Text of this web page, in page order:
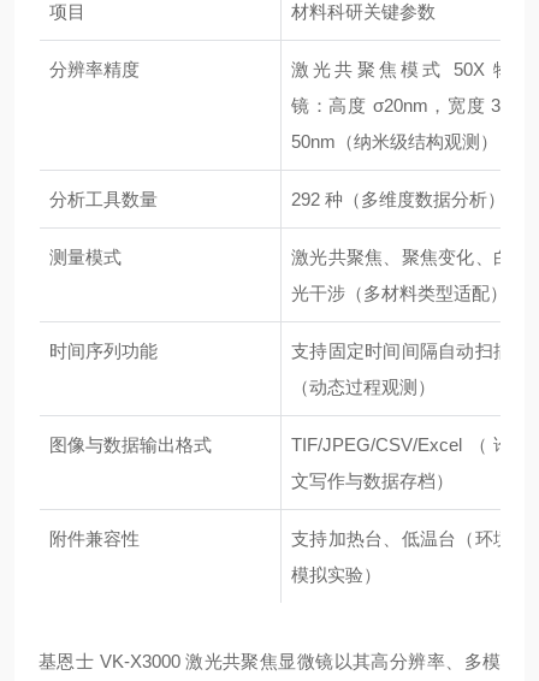
项目 材料科研关键参数
分辨率精度
激光共聚焦模式 50X 物
镜：高度 σ20nm，宽度 3σ
50nm（纳米级结构观测）
分析工具数量 292 种（多维度数据分析）
测量模式
激光共聚焦、聚焦变化、白
光干涉（多材料类型适配）
时间序列功能
支持固定时间间隔自动扫描
（动态过程观测）
图像与数据输出格式
TIF/JPEG/CSV/Excel（论
文写作与数据存档）
附件兼容性
支持加热台、低温台（环境
模拟实验）
基恩士 VK-X3000 激光共聚焦显微镜以其高分辨率、多模